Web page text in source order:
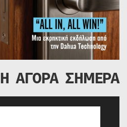
Η ΑΓΟΡΑ ΣΗΜΕΡΑ